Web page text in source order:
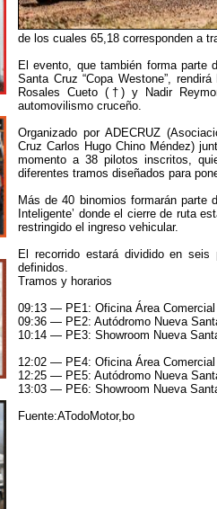
de los cuales 65,18 corresponden a
El evento, que también forma parte
Santa Cruz “Copa Westone”,
Rosales Cueto (†) y Nadir
automovilismo cruceño.
Organizado por ADECRUZ
Cruz Carlos Hugo Chino Méndez)
momento a 38 pilotos inscritos,
diferentes tramos diseñados para
Más de 40 binomios formarán parte
Inteligente’ donde el cierre de ruta
restringido el ingreso vehicular.
El recorrido estará dividido en
definidos.
Tramos y horarios
09:13 — PE1: Oficina Área
09:36 — PE2: Autódromo Nueva
10:14 — PE3: Showroom Nueva
12:02 — PE4: Oficina Área
12:25 — PE5: Autódromo Nueva
13:03 — PE6: Showroom Nueva
Fuente:ATodoMotor,bo